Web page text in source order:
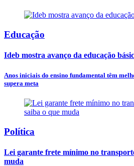
Educação
Ideb mostra avanço da educação
Anos iniciais do ensino fundamental têm
supera meta
Política
Lei garante frete mínimo no
muda